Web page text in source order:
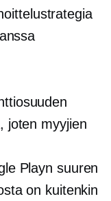
joten myyjien
Playn suuren
on kuitenkin